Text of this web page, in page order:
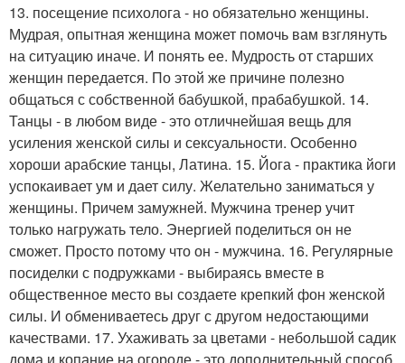
13. посещение психолога - но обязательно женщины.
Мудрая, опытная женщина может помочь вам взглянуть
на ситуацию иначе. И понять ее. Мудрость от старших
женщин передается. По этой же причине полезно
общаться с собственной бабушкой, прабабушкой. 14.
Танцы - в любом виде - это отличнейшая вещь для
усиления женской силы и сексуальности. Особенно
хороши арабские танцы, Латина. 15. Йога - практика йоги
успокаивает ум и дает силу. Желательно заниматься у
женщины. Причем замужней. Мужчина тренер учит
только нагружать тело. Энергией поделиться он не
сможет. Просто потому что он - мужчина. 16. Регулярные
посиделки с подружками - выбираясь вместе в
общественное место вы создаете крепкий фон женской
силы. И обмениваетесь друг с другом недостающими
качествами. 17. Ухаживать за цветами - небольшой садик
дома и копание на огороде - это дополнительный способ